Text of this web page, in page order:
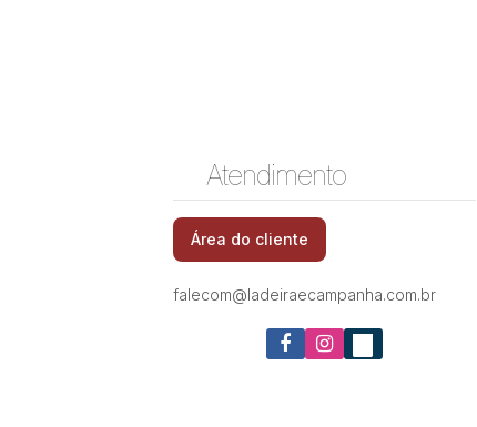
Atendimento
Área do cliente
falecom@ladeiraecampanha.com.br